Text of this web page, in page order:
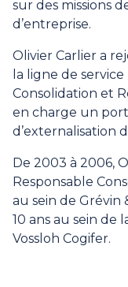
sur des missions
d’entreprise.
Olivier Carlier a
la ligne de
Consolidation et
en charge un
d’externalisation
De 2003 à 2006,
Responsable
au sein de Grévin
10 ans au sein
Vossloh Cogifer.